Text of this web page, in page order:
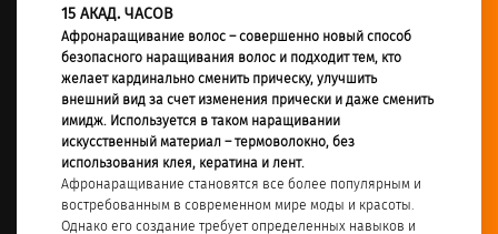
15 АКАД. ЧАСОВ
Афронаращивание волос – совершенно новый способ
безопасного наращивания волос и подходит тем, кто
желает кардинально сменить прическу, улучшить
внешний вид за счет изменения прически и даже сменить
имидж. Используется в таком наращивании
искусственный материал – термоволокно, без
использования клея, кератина и лент.
Афронаращивание становятся все более популярным и
востребованным в современном мире моды и красоты.
Однако его создание требует определенных навыков и